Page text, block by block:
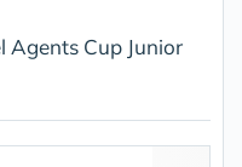
Agents Cup Junior